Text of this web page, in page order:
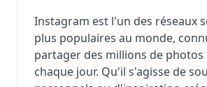
Instagram est l'un des réseaux
plus populaires au monde,
partager des millions de photos
chaque jour. Qu'il s'agisse de